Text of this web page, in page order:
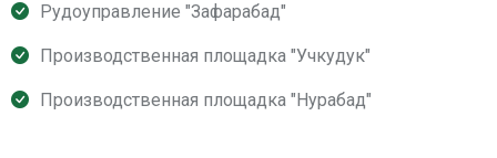
Рудоуправление "Зафарабад"
Производственная площадка "Учкудук"
Производственная площадка "Нурабад"